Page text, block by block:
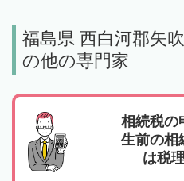
福島県 西白河郡矢
の他の専門家
相続税の
生前の相
は税